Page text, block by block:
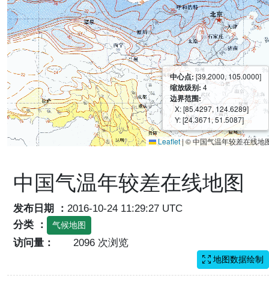
中心点:[39.2000, 105.0000]
缩放级别: 4
边界范围:
X: [85.4297, 124.6289]
Y: [24.3671, 51.5087]
Leaflet|© 中国气温年较差在线地
中国气温年较差在线地图
发布日期 ： 2016-10-24 11:29:27 UTC
分类 ：
气候地图
访问量： 2096 次浏览
地图数据绘制